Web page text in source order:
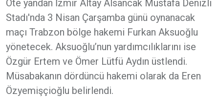
Öte yandan İzmir Altay Alsancak Mustafa Denizli
Stadı'nda 3 Nisan Çarşamba günü oynanacak
maçı Trabzon bölge hakemi Furkan Aksuoğlu
yönetecek. Aksuoğlu’nun yardımcılıklarını ise
Özgür Ertem ve Ömer Lütfü Aydın üstlendi.
Müsabakanın dördüncü hakemi olarak da Eren
Özyemişçioğlu belirlendi.